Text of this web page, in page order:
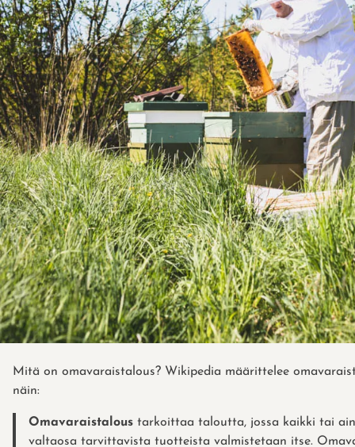
Mitä on omavaraistalous? Wikipedia määrittelee
näin:
Omavaraistalous tarkoittaa taloutta, jossa kaikki tai
valtaosa tarvittavista tuotteista valmistetaan itse.